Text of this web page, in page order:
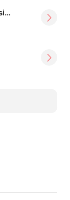
黑謙【晃】｜Official music video｜大嘻哈時代2｜60秒完整版